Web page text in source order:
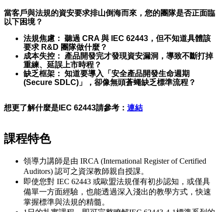
當客戶與法規的資安要求排山倒海而來，您的團隊是否正面臨
以下困境？
法規焦慮： 聽過 CRA 與 IEC 62443，但不知道具體該
要求 R&D 團隊做什麼？
成本失控： 產品開發完才發現資安漏洞，導致不斷打掉
重練、延誤上市時程？
缺乏框架： 知道要導入「安全產品開發生命週期
(Secure SDLC)」，卻像無頭蒼蠅缺乏標準流程？
想更了解什麼是IEC 62443請參考： 連結
課程特色
領導力講師是由 IRCA (International Register of Certified
Auditors) 認可之資深教師親自授課。
即使您對 IEC 62443 或歐盟法規僅有初步認知，或僅具
備單一方面經驗，也能透過深入淺出的教學方式，快速
掌握標準與法規的精髓。